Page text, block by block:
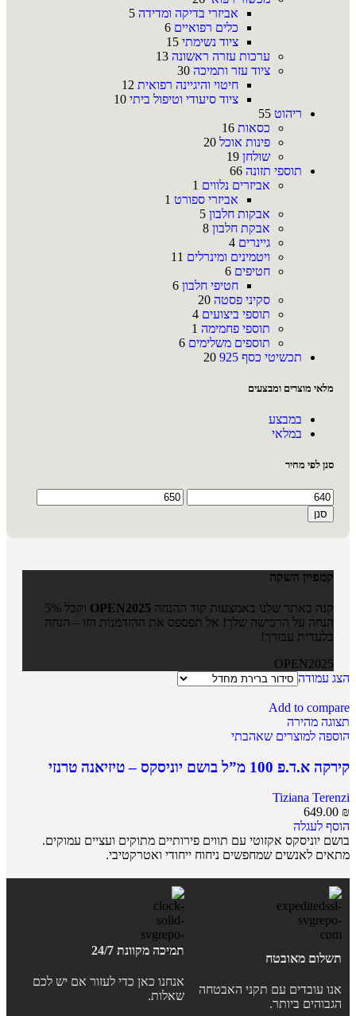
אביזרי בדיקה ומדידה 5
כלים רפואיים 6
ציוד נשימתי 15
ערכות עזרה ראשונה 13
ציוד עזר ותמיכה 30
חיטוי והיגיינה רפואית 12
ציוד סיעודי וטיפול ביתי 10
ריהוט 55
כסאות 16
פינות אוכל 20
שולחן 19
תוספי תזונה 66
אביזרים נלווים 1
אביזרי ספורט 1
אבקות חלבון 5
אבקת חלבון 8
גיינרים 4
ויטמינים ומינרלים 11
חטיפים 6
חטיפי חלבון 6
סקיני פסטה 20
תוספי ביצועים 4
תוספי פחמימה 1
תוספים משלימים 6
תכשיטי כסף 925
20
מלאי מוצרים ומבצעים
במבצע
במלאי
סנן לפי מחיר
סנן
קמפיין השקה
קנה באתר שלנו באמצעות קוד ההנחה OPEN2025
וקבל 5%
הנחה על הרכישה שלך! אל תפספס את ההזדמנות הזו – הנחה
בלעדית עבורך!
OPEN2025
הצג עמודה
Add to compare
תצוגה מהירה
הוספה למוצרים שאהבתי
קירקה א.ד.פ 100 מ”ל בושם יוניסקס – טיזיאנה טרנזי
Tiziana Terenzi
649.00 ₪
הוסף לעגלה
בושם יוניסקס אקזוטי עם תווים פירותיים מתוקים ועציים עמוקים.
מתאים לאנשים שמחפשים ניחוח ייחודי ואטרקטיבי.
תשלום מאובטח
אנו עובדים עם תקני האבטחה
הגבוהים ביותר.
תמיכה מקוונת 24/7
אנחנו כאן כדי לעזור אם יש לכם
שאלות.